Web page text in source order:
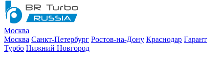
Москва
Москва Санкт-Петербург Ростов-на-Дону Краснодар Гарант
Турбо Нижний Новгород